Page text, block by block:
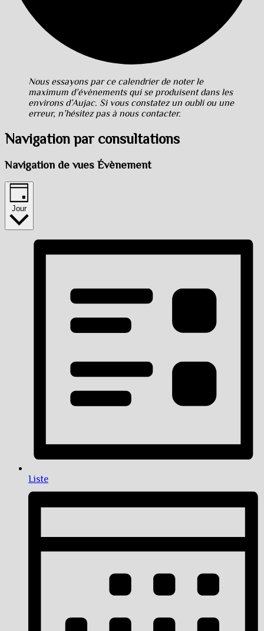
Nous essayons par ce calendrier de noter le
maximum d’évènements qui se produisent dans les
environs d’Aujac. Si vous constatez un oubli ou une
erreur, n’hésitez pas à nous contacter.
Navigation par consultations
Navigation de vues Évènement
Jour
Liste